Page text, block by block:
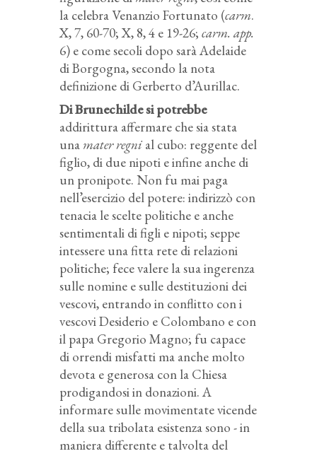
la celebra Venanzio Fortunato (carm.
X, 7, 60-70; X, 8, 4 e 19-26; carm. app.
6) e come secoli dopo sarà Adelaide
di Borgogna, secondo la nota
definizione di Gerberto d’Aurillac.
Di Brunechilde si potrebbe
addirittura affermare che sia stata
una mater regni al cubo: reggente del
figlio, di due nipoti e infine anche di
un pronipote. Non fu mai paga
nell’esercizio del potere: indirizzò con
tenacia le scelte politiche e anche
sentimentali di figli e nipoti; seppe
intessere una fitta rete di relazioni
politiche; fece valere la sua ingerenza
sulle nomine e sulle destituzioni dei
vescovi, entrando in conflitto con i
vescovi Desiderio e Colombano e con
il papa Gregorio Magno; fu capace
di orrendi misfatti ma anche molto
devota e generosa con la Chiesa
prodigandosi in donazioni. A
informare sulle movimentate vicende
della sua tribolata esistenza sono - in
maniera differente e talvolta del